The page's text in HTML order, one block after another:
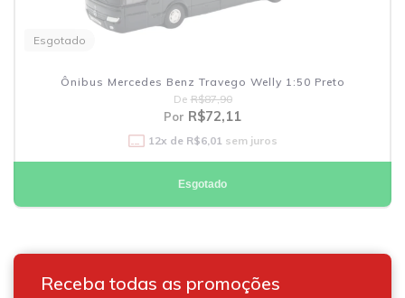
Esgotado
Ônibus Mercedes Benz Travego Welly 1:50 Preto
De R$87,90
Por R$72,11
12x de R$6,01 sem juros
Esgotado
Receba todas as promoções